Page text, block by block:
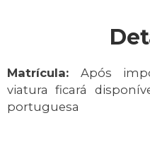
Matrícula: Após
viatura ficará
portuguesa